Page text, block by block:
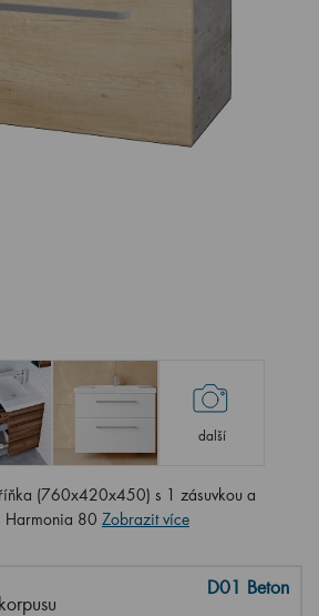
další
(760x420x450) s 1 zásuvkou a
Harmonia 80 Zobrazit více
D01 Beton